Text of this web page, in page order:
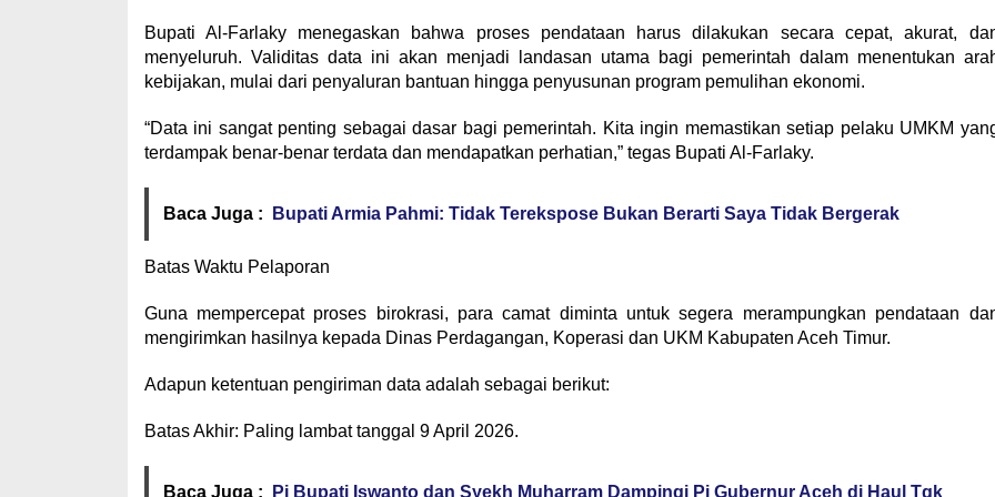
​Bupati Al-Farlaky menegaskan bahwa proses pendataan harus dilakukan secara cepat, akurat,
menyeluruh. Validitas data ini akan menjadi landasan utama bagi pemerintah dalam menentukan
kebijakan, mulai dari penyaluran bantuan hingga penyusunan program pemulihan ekonomi.
​“Data ini sangat penting sebagai dasar bagi pemerintah. Kita ingin memastikan setiap pelaku UMKM
terdampak benar-benar terdata dan mendapatkan perhatian,” tegas Bupati Al-Farlaky.
Baca Juga : Bupati Armia Pahmi: Tidak Terekspose Bukan Berarti Saya Tidak Bergerak
​Batas Waktu Pelaporan
​Guna mempercepat proses birokrasi, para camat diminta untuk segera merampungkan pendataan
mengirimkan hasilnya kepada Dinas Perdagangan, Koperasi dan UKM Kabupaten Aceh Timur.
​Adapun ketentuan pengiriman data adalah sebagai berikut:
​Batas Akhir: Paling lambat tanggal 9 April 2026.
Baca Juga : Pj Bupati Iswanto dan Syekh Muharram Dampingi Pj Gubernur Aceh di Haul Tgk